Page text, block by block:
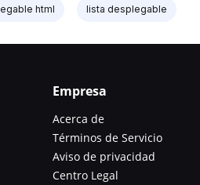
html lista desplegable
Empresa
Acerca de
Términos de Servicio
Aviso de privacidad
Centro Legal